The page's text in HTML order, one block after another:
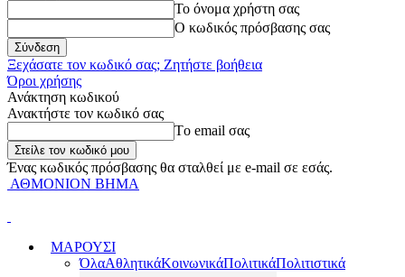
Το όνομα χρήστη σας
Ο κωδικός πρόσβασης σας
Ξεχάσατε τον κωδικό σας; Ζητήστε βοήθεια
Όροι χρήσης
Ανάκτηση κωδικού
Ανακτήστε τον κωδικό σας
Tο email σας
Ένας κωδικός πρόσβασης θα σταλθεί με e-mail σε εσάς.
ΑΘΜΟΝΙΟΝ ΒΗΜΑ
ΜΑΡΟΥΣΙ
ΌλαΑθλητικάΚοινωνικάΠολιτικάΠολιτιστικά